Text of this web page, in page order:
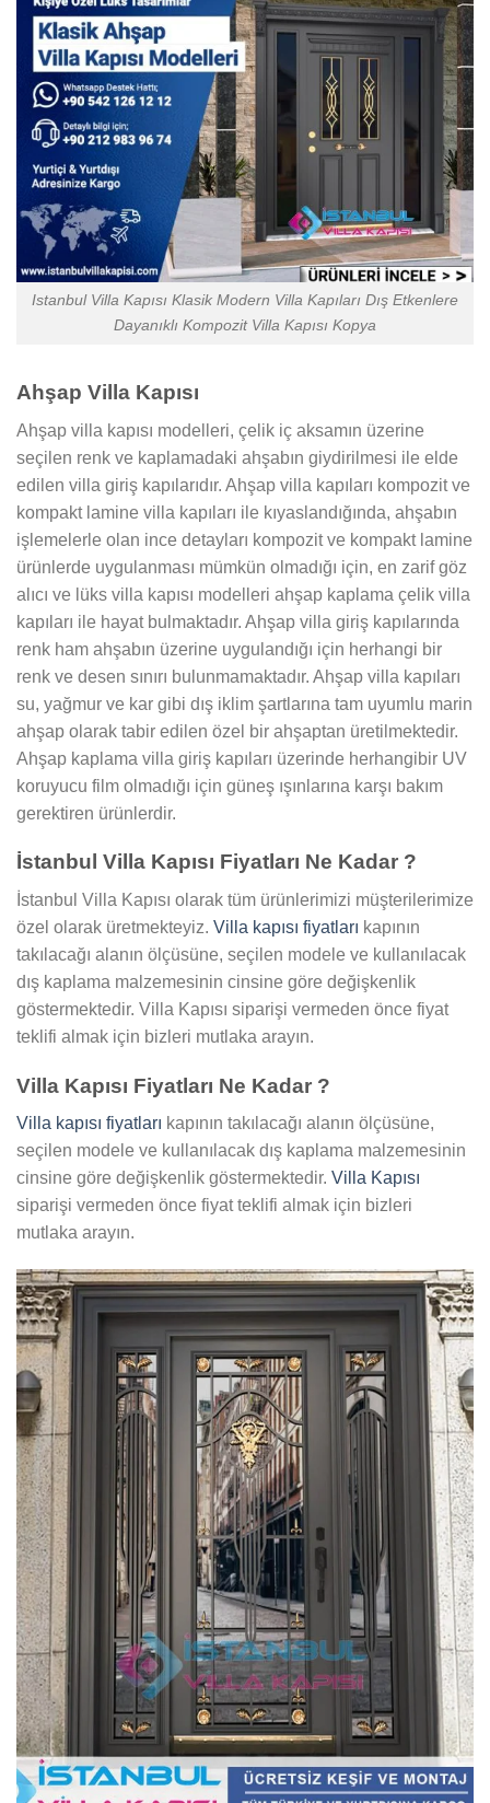
Istanbul Villa Kapısı Klasik Modern Villa Kapıları Dış Etkenlere
Dayanıklı Kompozit Villa Kapısı Kopya
Ahşap Villa Kapısı
Ahşap villa kapısı modelleri, çelik iç aksamın üzerine
seçilen renk ve kaplamadaki ahşabın giydirilmesi ile elde
edilen villa giriş kapılarıdır. Ahşap villa kapıları kompozit ve
kompakt lamine villa kapıları ile kıyaslandığında, ahşabın
işlemelerle olan ince detayları kompozit ve kompakt lamine
ürünlerde uygulanması mümkün olmadığı için, en zarif göz
alıcı ve lüks villa kapısı modelleri ahşap kaplama çelik villa
kapıları ile hayat bulmaktadır. Ahşap villa giriş kapılarında
renk ham ahşabın üzerine uygulandığı için herhangi bir
renk ve desen sınırı bulunmamaktadır. Ahşap villa kapıları
su, yağmur ve kar gibi dış iklim şartlarına tam uyumlu marin
ahşap olarak tabir edilen özel bir ahşaptan üretilmektedir.
Ahşap kaplama villa giriş kapıları üzerinde herhangibir UV
koruyucu film olmadığı için güneş ışınlarına karşı bakım
gerektiren ürünlerdir.
İstanbul Villa Kapısı Fiyatları Ne Kadar ?
İstanbul Villa Kapısı olarak tüm ürünlerimizi müşterilerimize
özel olarak üretmekteyiz. Villa kapısı fiyatları kapının
takılacağı alanın ölçüsüne, seçilen modele ve kullanılacak
dış kaplama malzemesinin cinsine göre değişkenlik
göstermektedir. Villa Kapısı siparişi vermeden önce fiyat
teklifi almak için bizleri mutlaka arayın.
Villa Kapısı Fiyatları Ne Kadar ?
Villa kapısı fiyatları kapının takılacağı alanın ölçüsüne,
seçilen modele ve kullanılacak dış kaplama malzemesinin
cinsine göre değişkenlik göstermektedir. Villa Kapısı
siparişi vermeden önce fiyat teklifi almak için bizleri
mutlaka arayın.